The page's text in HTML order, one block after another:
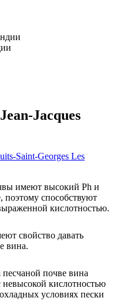
Jacques
имеют высокий Ph и
поэтому способствуют
кислотностью.
свойство давать
вина.
почве вина
кислотностью
условиях пески